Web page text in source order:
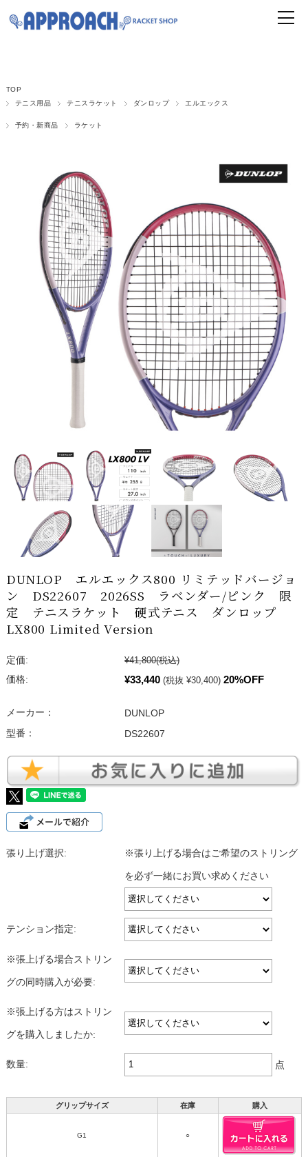
TOP
テニス用品
テニスラケット ダンロップ エルエックス
予約・新商品 ラケット
DUNLOP エルエックス800 リミテッドバージョ
ン DS22607 2026SS ラベンダー/ピンク 限
定 テニスラケット 硬式テニス ダンロップ
LX800 Limited Version
定価: ¥41,800(税込)
価格:
¥33,440 (税抜 ¥30,400) 20%OFF
メーカー：
DUNLOP
型番：
DS22607
張り上げ選択: ※張り上げる場合はご希望のストリング
を必ず一緒にお買い求めください
テンション指定:
※張上げる場合ストリン
グの同時購入が必要:
※張上げる方はストリン
グを購入しましたか:
数量: 点
グリップサイズ 在庫 購入
G1 ○